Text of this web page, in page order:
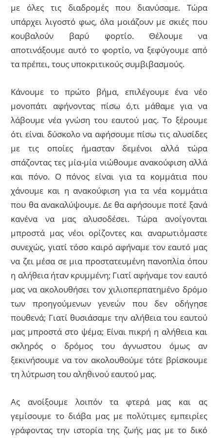
με όλες τις διαδρομές που διανύσαμε. Τώρα
υπάρχει λιγοστό φως, όλα μοιάζουν με σκιές που
κουβαλούν βαρύ φορτίο. Θέλουμε να
αποτινάξουμε αυτό το φορτίο, να ξεφύγουμε από
τα πρέπει, τους υποκριτικούς συμβιβασμούς.
Κάνουμε το πρώτο βήμα, επιλέγουμε ένα νέο
μονοπάτι αφήνοντας πίσω ό,τι μάθαμε για να
λάβουμε νέα γνώση του εαυτού μας. Το ξέρουμε
ότι είναι δύσκολο να αφήσουμε πίσω τις αλυσίδες
με τις οποίες ήμασταν δεμένοι αλλά τώρα
σπάζοντας τες μία-μία νιώθουμε ανακούφιση αλλά
και πόνο. Ο πόνος είναι για τα κομμάτια που
χάνουμε και η ανακούφιση για τα νέα κομμάτια
που θα ανακαλύψουμε. Δε θα αφήσουμε ποτέ ξανά
κανένα να μας αλυσοδέσει. Τώρα ανοίγονται
μπροστά μας νέοι ορίζοντες και αναρωτιόμαστε
συνεχώς, γιατί τόσο καιρό αφήναμε τον εαυτό μας
να ζει μέσα σε μια προστατευμένη πανοπλία όπου
η αλήθεια ήταν κρυμμένη; Γιατί αφήναμε τον εαυτό
μας να ακολουθήσει τον χιλιοπερπατημένο δρόμο
των προηγούμενων γενεών που δεν οδήγησε
πουθενά; Γιατί θυσιάσαμε την αλήθεια του εαυτού
μας μπροστά στο ψέμα; Είναι πικρή η αλήθεια και
σκληρός ο δρόμος του άγνωστου όμως αν
ξεκινήσουμε να τον ακολουθούμε τότε βρίσκουμε
τη λύτρωση του αληθινού εαυτού μας.
Ας ανοίξουμε λοιπόν τα φτερά μας και ας
γεμίσουμε το διάβα μας με πολύτιμες εμπειρίες
γράφοντας την ιστορία της ζωής μας με το δικό